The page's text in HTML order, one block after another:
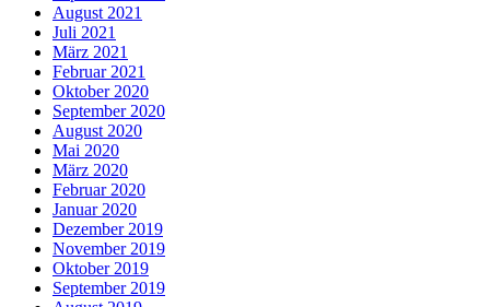
August 2021
Juli 2021
März 2021
Februar 2021
Oktober 2020
September 2020
August 2020
Mai 2020
März 2020
Februar 2020
Januar 2020
Dezember 2019
November 2019
Oktober 2019
September 2019